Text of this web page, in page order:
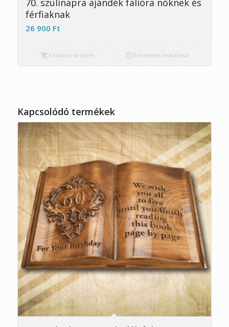
férfiaknak
26 900 Ft
Kosárba teszem Részletek mutatása
Kapcsolódó termékek